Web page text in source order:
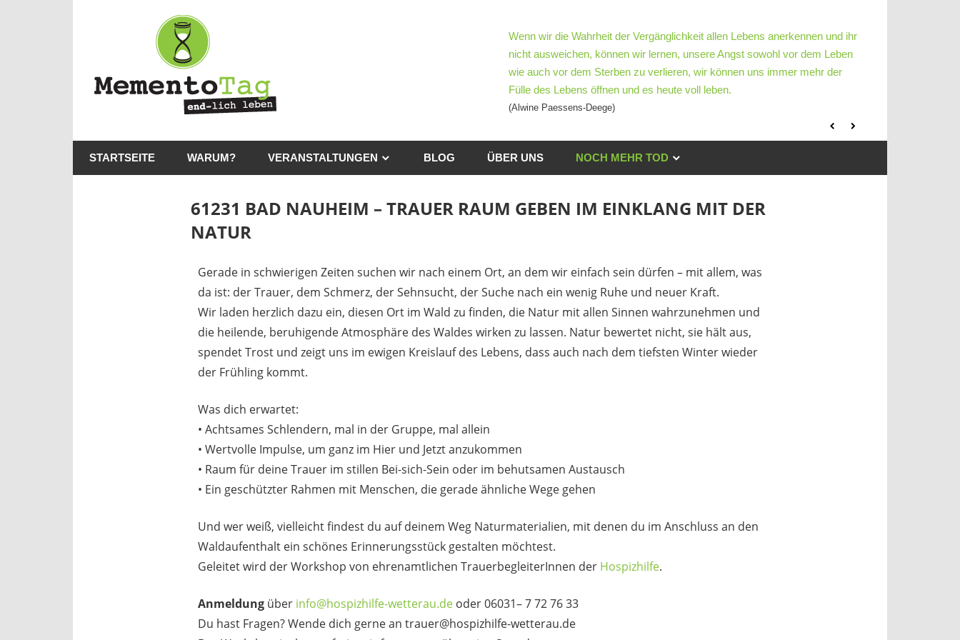
leben
–
end-
lich
Wenn wir die Wahrheit der Vergänglichkeit allen Lebens anerkennen und ihr
nicht ausweichen, können wir lernen, unsere Angst sowohl vor dem Leben
wie auch vor dem Sterben zu verlieren, wir können uns immer mehr der
Fülle des Lebens öffnen und es heute voll leben.
(Alwine Paessens-Deege)
STARTSEITE WARUM? VERANSTALTUNGEN BLOG ÜBER UNS NOCH MEHR TOD
61231 BAD NAUHEIM – TRAUER RAUM GEBEN IM EINKLANG MIT DER
NATUR
Gerade in schwierigen Zeiten suchen wir nach einem Ort, an dem wir einfach sein dürfen – mit allem, was
da ist: der Trauer, dem Schmerz, der Sehnsucht, der Suche nach ein wenig Ruhe und neuer Kraft.
Wir laden herzlich dazu ein, diesen Ort im Wald zu finden, die Natur mit allen Sinnen wahrzunehmen und
die heilende, beruhigende Atmosphäre des Waldes wirken zu lassen. Natur bewertet nicht, sie hält aus,
spendet Trost und zeigt uns im ewigen Kreislauf des Lebens, dass auch nach dem tiefsten Winter wieder
der Frühling kommt.
Was dich erwartet:
• Achtsames Schlendern, mal in der Gruppe, mal allein
• Wertvolle Impulse, um ganz im Hier und Jetzt anzukommen
• Raum für deine Trauer im stillen Bei-sich-Sein oder im behutsamen Austausch
• Ein geschützter Rahmen mit Menschen, die gerade ähnliche Wege gehen
Und wer weiß, vielleicht findest du auf deinem Weg Naturmaterialien, mit denen du im Anschluss an den
Waldaufenthalt ein schönes Erinnerungsstück gestalten möchtest.
Geleitet wird der Workshop von ehrenamtlichen TrauerbegleiterInnen der Hospizhilfe.
Anmeldung über info@hospizhilfe-wetterau.de oder 06031– 7 72 76 33
Du hast Fragen? Wende dich gerne an trauer@hospizhilfe-wetterau.de